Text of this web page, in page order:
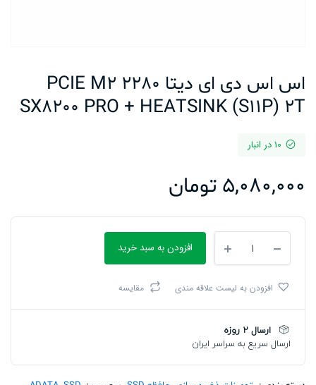
اس اس دی ای دیتا PCIE M2 2280
SX8200 PRO + HEATSINK (S11P) 2T
10 در انبار
5,080,000 تومان
دی
دیتا
2280
SX8200
افزودن به سبد خرید
افزودن به لیست علاقه مندی مقایسه
ارسال 2 روزه
ارسال سریع به سراسر ایران